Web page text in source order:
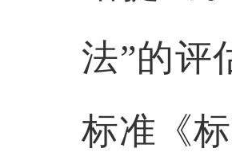
法”的评
标准《